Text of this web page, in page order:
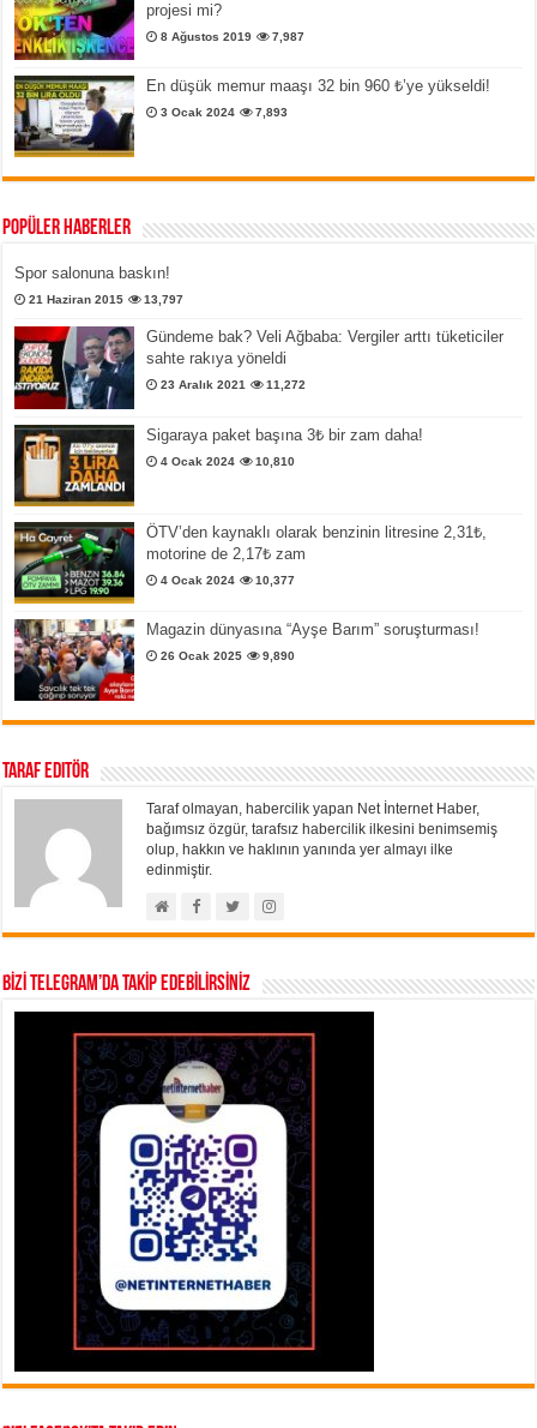
projesi mi?
8 Ağustos 2019 7,987
En düşük memur maaşı 32 bin 960 ₺’ye yükseldi!
3 Ocak 2024 7,893
Popüler Haberler
Spor salonuna baskın!
21 Haziran 2015 13,797
Gündeme bak? Veli Ağbaba: Vergiler arttı tüketiciler
sahte rakıya yöneldi
23 Aralık 2021 11,272
Sigaraya paket başına 3₺ bir zam daha!
4 Ocak 2024 10,810
ÖTV’den kaynaklı olarak benzinin litresine 2,31₺,
motorine de 2,17₺ zam
4 Ocak 2024 10,377
Magazin dünyasına “Ayşe Barım” soruşturması!
26 Ocak 2025 9,890
Taraf Editör
Taraf olmayan, habercilik yapan Net İnternet Haber,
bağımsız özgür, tarafsız habercilik ilkesini benimsemiş
olup, hakkın ve haklının yanında yer almayı ilke
edinmiştir.
BİZİ TELEGRAM’DA TAKİP EDEBİLİRSİNİZ